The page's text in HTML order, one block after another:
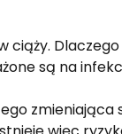
ciąży. Dlaczego
są na
zmieniająca